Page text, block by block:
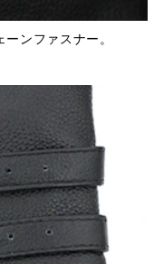
ンファスナー。